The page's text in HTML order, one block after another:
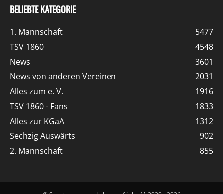
BELIEBTE KATEGORIE
1. Mannschaft
5477
TSV 1860
4548
News
3601
News von anderen Vereinen
2031
Alles zum e. V.
1916
TSV 1860 - Fans
1833
Alles zur KGaA
1312
Sechzig Auswärts
902
2. Mannschaft
855